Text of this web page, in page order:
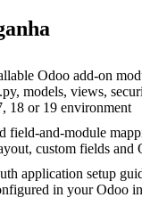
Odoo add-on
models, views,
18 or 19 environment
field-and-module
custom fields and
application setup
in your Odoo